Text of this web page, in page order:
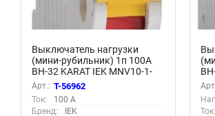
Выключатель нагрузки
(мини-рубильник) 1п 100А
ВН-32 KARAT IEK MNV10-1-
100
Арт.: T-56962
Ток:
100 А
Бренд:
IEK
063
Ток: